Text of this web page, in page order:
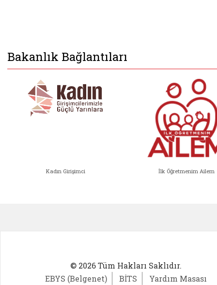
Bakanlık Bağlantıları
Kadın Girişimci İlk Öğretmenim Ailem
© 2026 Tüm Hakları Saklıdır.
EBYS (Belgenet)
BİTS Yardım Masası